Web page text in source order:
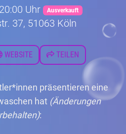
Uhr Ausverkauft
37, 51063 Köln
WEBSITE TEILEN
präsentieren eine
hat (Änderungen
: